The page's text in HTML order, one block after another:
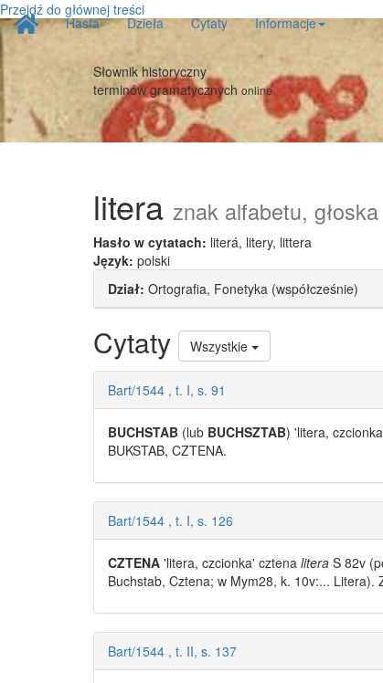
Przejdź do głównej treści
Strona
główna
Hasła Dzieła Cytaty Informacje
Słownik historyczny
terminów gramatycznych online
litera znak alfabetu, głoska
Hasło w cytatach: literá, litery, littera
Język: polski
Dział: Ortografia, Fonetyka (współcześnie)
Cytaty Wszystkie
Bart/1544 , t. I, s. 91
BUCHSTAB (lub BUCHSZTAB) 'litera,
BUKSTAB, CZTENA.
Bart/1544 , t. I, s. 126
CZTENA 'litera, czcionka' cztena litera S 82v
Buchstab, Cztena; w Mym28, k. 10v:... Litera).
Bart/1544 , t. II, s. 137